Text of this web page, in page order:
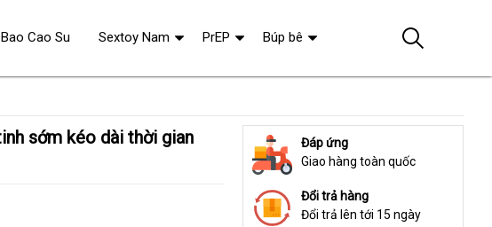
Đáp ứng
Giao hàng toàn quốc
Đổi trả hàng
Đổi trả lên tới 15 ngày
Bao Cao Su Sextoy Nam PrEP Búp bê